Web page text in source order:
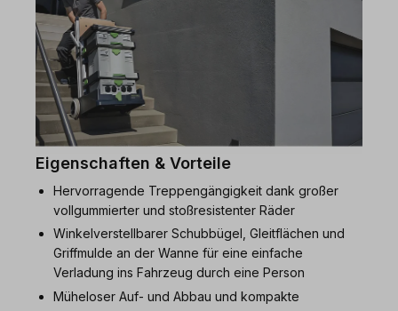
Eigenschaften & Vorteile
Hervorragende Treppengängigkeit dank großer
vollgummierter und stoßresistenter Räder
Winkelverstellbarer Schubbügel, Gleitflächen und
Griffmulde an der Wanne für eine einfache
Verladung ins Fahrzeug durch eine Person
Müheloser Auf- und Abbau und kompakte